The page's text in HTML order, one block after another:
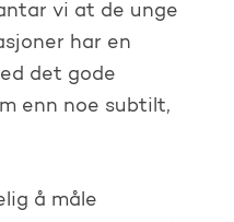
vi at de unge
har en
det gode
enn noe subtilt,
å måle